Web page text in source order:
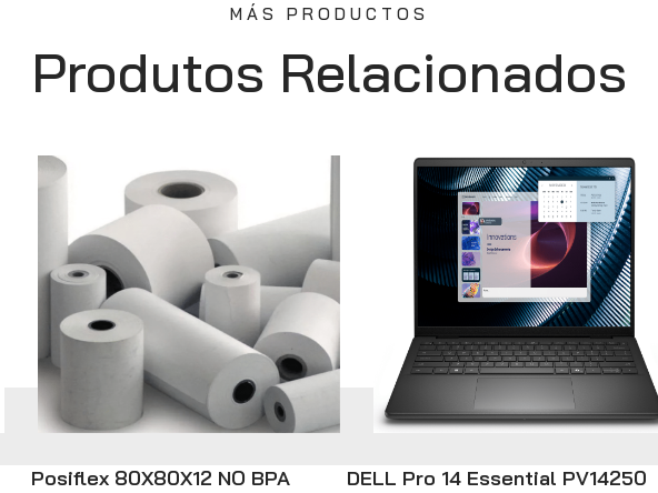
MÁS PRODUCTOS
Produtos Relacionados
Posiflex 80X80X12 NO BPA
DELL Pro 14 Essential PV14250